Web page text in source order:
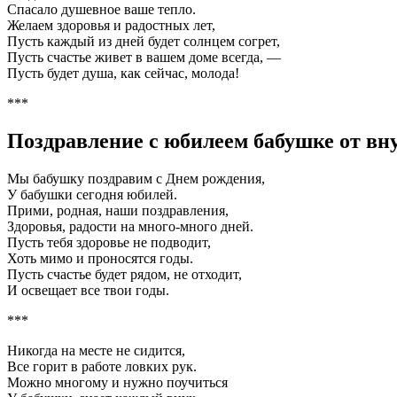
Спасало душевное ваше тепло.
Желаем здоровья и радостных лет,
Пусть каждый из дней будет солнцем согрет,
Пусть счастье живет в вашем доме всегда, —
Пусть будет душа, как сейчас, молода!
***
Поздравление с юбилеем бабушке от
Мы бабушку поздравим с Днем рождения,
У бабушки сегодня юбилей.
Прими, родная, наши поздравления,
Здоровья, радости на много-много дней.
Пусть тебя здоровье не подводит,
Хоть мимо и проносятся годы.
Пусть счастье будет рядом, не отходит,
И освещает все твои годы.
***
Никогда на месте не сидится,
Все горит в работе ловких рук.
Можно многому и нужно поучиться